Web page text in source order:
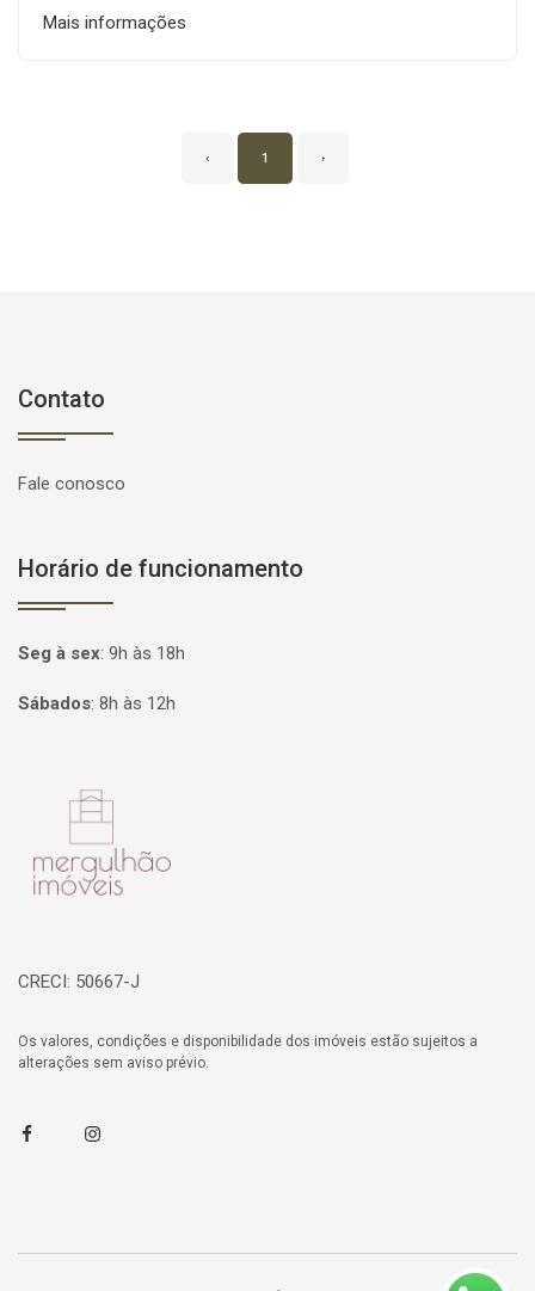
Mais informações
‹ 1 ›
Contato
Fale conosco
Horário de funcionamento
Seg à sex: 9h às 18h
Sábados: 8h às 12h
CRECI: 50667-J
Os valores, condições e disponibilidade dos imóveis estão sujeitos a
alterações sem aviso prévio.
FacebookInstagram